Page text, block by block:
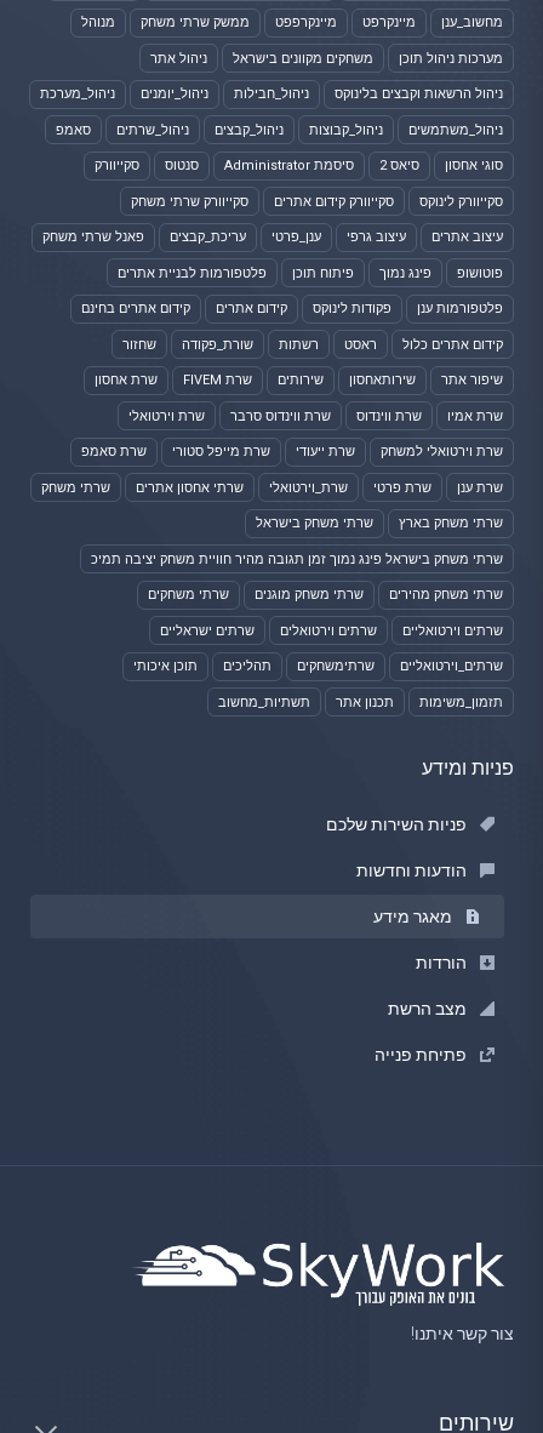
מחשוב_ענן מיינקרפט מיינקרפפט ממשק שרתי משחק מנוהל
מערכות ניהול תוכן משחקים מקוונים בישראל ניהול אתר
ניהול הרשאות וקבצים בלינוקס ניהול_חבילות ניהול_יומנים ניהול_מערכת
ניהול_משתמשים ניהול_קבוצות ניהול_קבצים ניהול_שרתים סאמפ
סוגי אחסון סיאס 2 סיסמת Administrator סנטוס סקייוורק
סקייוורק לינוקס סקייוורק קידום אתרים סקייוורק שרתי משחק
עיצוב אתרים עיצוב גרפי ענן_פרטי עריכת_קבצים פאנל שרתי משחק
פוטושופ פינג נמוך פיתוח תוכן פלטפורמות לבניית אתרים
פלטפורמות ענן פקודות לינוקס קידום אתרים קידום אתרים בחינם
קידום אתרים כלול ראסט רשתות שורת_פקודה שחזור
שיפור אתר שירותאחסון שירותים שרת FIVEM שרת אחסון
שרת אמיו שרת ווינדוס שרת ווינדוס סרבר שרת וירטואלי
שרת וירטואלי למשחק שרת ייעודי שרת מייפל סטורי שרת סאמפ
שרת ענן שרת פרטי שרת_וירטואלי שרתי אחסון אתרים שרתי משחק
שרתי משחק בארץ שרתי משחק בישראל
שרתי משחק בישראל פינג נמוך זמן תגובה מהיר חוויית משחק יציבה תמיכ
שרתי משחק מהירים שרתי משחק מוגנים שרתי משחקים
שרתים וירטואליים שרתים וירטואלים שרתים ישראליים
שרתים_וירטואליים שרתימשחקים תהליכים תוכן איכותי
תזמון_משימות תכנון אתר תשתיות_מחשוב
פניות ומידע
פניות השירות שלכם
הודעות וחדשות
מאגר מידע
הורדות
מצב הרשת
פתיחת פנייה
צור קשר איתנו!
שירותים